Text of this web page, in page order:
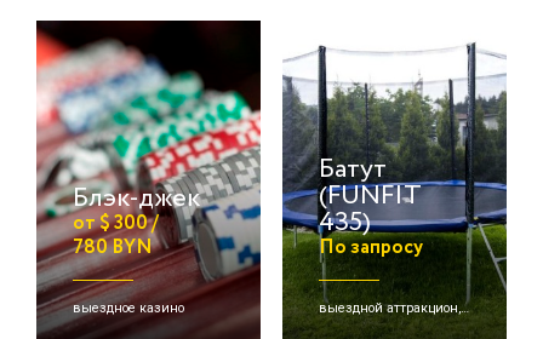
Блэк-джек
от $ 300 /
780 BYN
выездное казино
Батут
(FUNFIT
435)
По запросу
выездной аттракцион, батуты, детские активации